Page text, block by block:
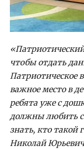
чтобы отдать
Патриотическое
важное место в
ребята уже с
должны любить
знать, кто такой
Николай